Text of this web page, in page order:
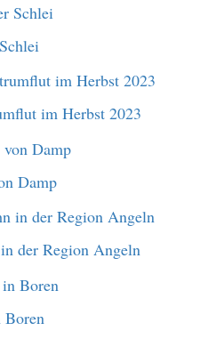
im Herbst 2023
Damp
der Region Angeln